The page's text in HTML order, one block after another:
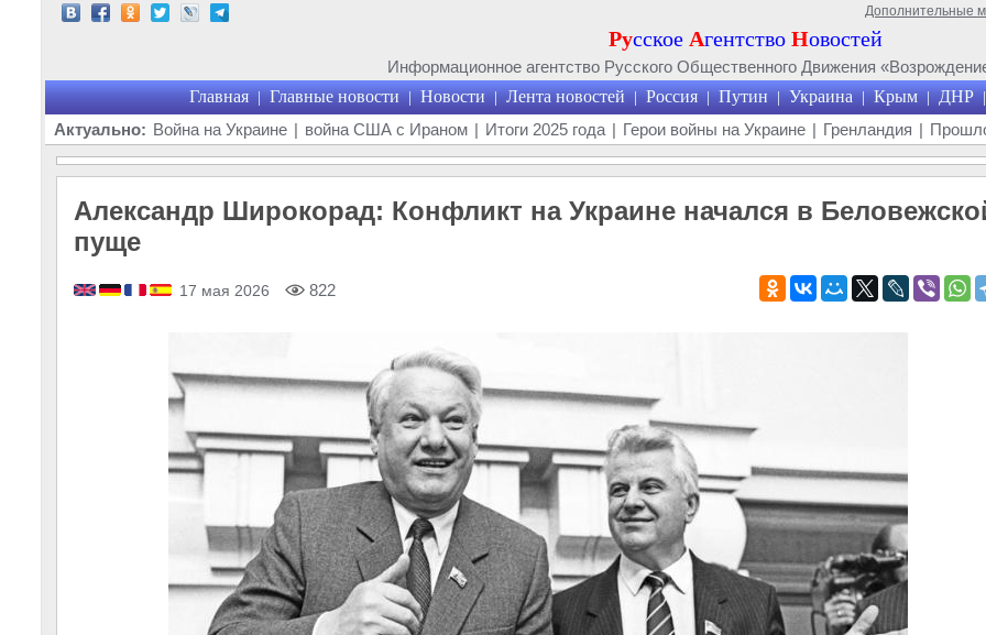
Дополнительные
Русское Агентство Новостей
Информационное агентство Русского Общественного Движения
Главная | Главные новости | Новости | Лента новостей | Россия | Путин | Украина | Крым | ДНР |
Актуально: Война на Украине | война США с Ираном | Итоги 2025 года | Герои войны на Украине | Гренландия |
Александр Широкорад: Конфликт на Украине начался в
пуще
17 мая 2026 822